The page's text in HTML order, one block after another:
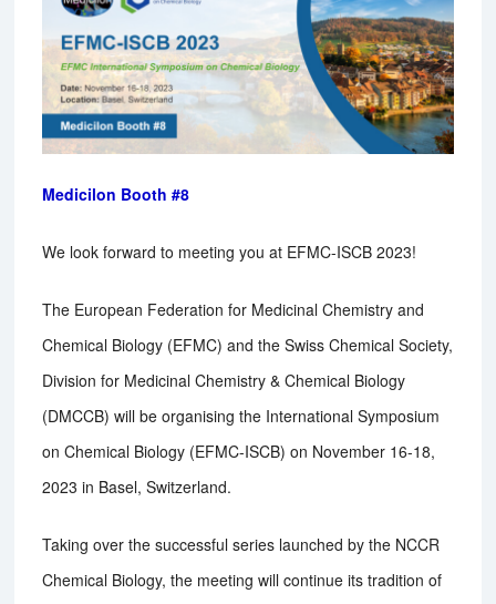
Medicilon Booth #8
We look forward to meeting you at EFMC-ISCB 2023!
The European Federation for Medicinal Chemistry and
Chemical Biology (EFMC) and the Swiss Chemical Society,
Division for Medicinal Chemistry & Chemical Biology
(DMCCB) will be organising the International Symposium
on Chemical Biology (EFMC-ISCB) on November 16-18,
2023 in Basel, Switzerland.
Taking over the successful series launched by the NCCR
Chemical Biology, the meeting will continue its tradition of